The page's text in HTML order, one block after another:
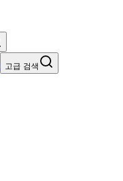
고급 검색